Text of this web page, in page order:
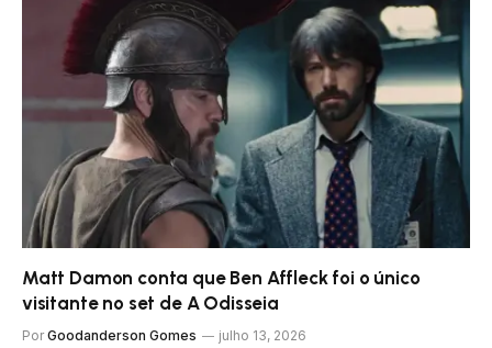
Matt Damon conta que Ben Affleck foi o único
visitante no set de A Odisseia
Por Goodanderson Gomes julho 13, 2026